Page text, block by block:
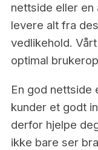
nettside eller en
levere alt fra
vedlikehold.
optimal
En god nettside
kunder et godt
derfor hjelpe
ikke bare ser